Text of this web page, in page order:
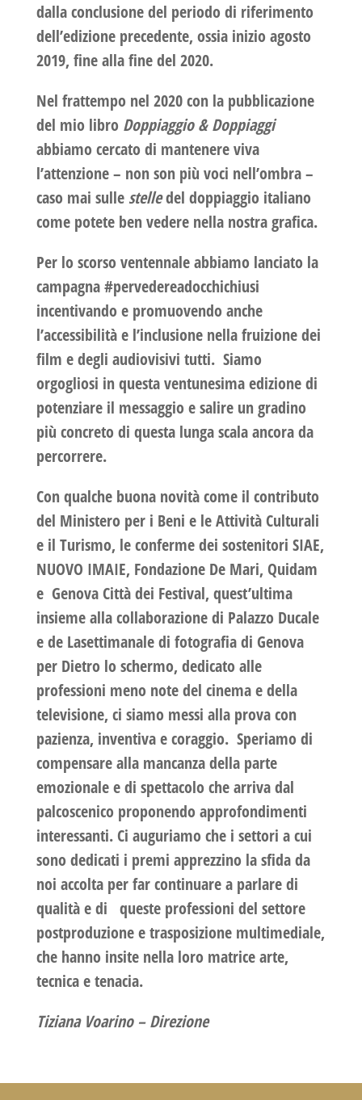
dalla conclusione del periodo di riferimento
dell’edizione precedente, ossia inizio agosto
2019, fine alla fine del 2020.
Nel frattempo nel 2020 con la pubblicazione
del mio libro Doppiaggio & Doppiaggi
abbiamo cercato di mantenere viva
l’attenzione – non son più voci nell’ombra –
caso mai sulle stelledel doppiaggio italiano
come potete ben vedere nella nostra grafica.
Per lo scorso ventennale abbiamo lanciato la
campagna#pervedereadocchichiusi
incentivando e promuovendo anche
l’accessibilità e l’inclusione nella fruizione dei
film e degli audiovisivi tutti. Siamo
orgogliosi in questa ventunesima edizione di
potenziare il messaggio e salire un gradino
più concreto di questa lunga scala ancora da
percorrere.
Con qualche buona novità come il contributo
del Ministero per i Beni e le Attività Culturali
e il Turismo, le conferme dei sostenitori SIAE,
NUOVO IMAIE, Fondazione De Mari, Quidam
e Genova Città dei Festival, quest’ultima
insieme alla collaborazione di Palazzo Ducale
e de Lasettimanale di fotografia di Genova
per Dietro lo schermo, dedicato alle
professioni meno note del cinema e della
televisione, ci siamo messi alla prova con
pazienza, inventiva e coraggio. Speriamo di
compensare alla mancanza della parte
emozionale e di spettacolo che arriva dal
palcoscenico proponendo approfondimenti
interessanti. Ci auguriamo che i settori a cui
sono dedicati i premi apprezzino la sfida da
noi accolta per far continuare a parlare di
qualità e di queste professioni del settore
postproduzione e trasposizione multimediale,
che hanno insite nella loro matrice arte,
tecnica e tenacia.
Tiziana Voarino –Direzione